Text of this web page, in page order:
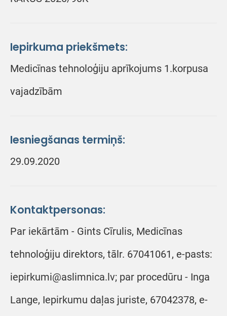
Iepirkuma priekšmets:
Medicīnas tehnoloģiju aprīkojums 1.korpusa
vajadzībām
Iesniegšanas termiņš:
29.09.2020
Kontaktpersonas:
Par iekārtām - Gints Cīrulis, Medicīnas
tehnoloģiju direktors, tālr. 67041061, e-pasts:
iepirkumi@aslimnica.lv; par procedūru - Inga
Lange, Iepirkumu daļas juriste, 67042378, e-